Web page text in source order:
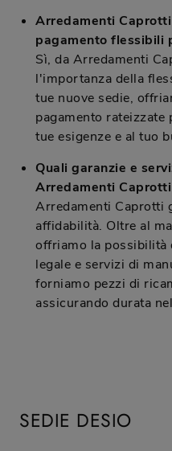
Arredamenti
pagamento flessibili
Sì, da Arredamenti
l'importanza della
tue nuove sedie,
pagamento rateizzate
tue esigenze e al tuo
Quali garanzie e
Arredamenti
Arredamenti Caprotti
affidabilità. Oltre al
offriamo la possibilità
legale e servizi di
forniamo pezzi di
assicurando durata
SEDIE DESIO